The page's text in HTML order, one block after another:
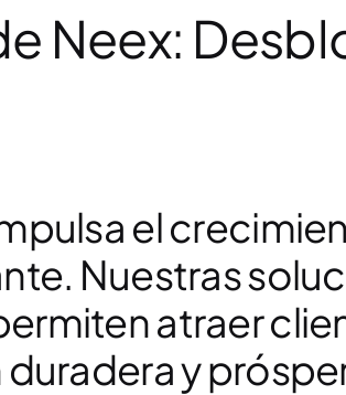
Neex:
el
Nuestras
atraer
y